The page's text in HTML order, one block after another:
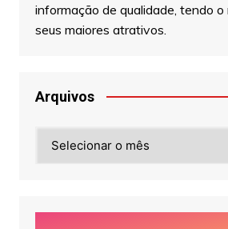
informação de qualidade, tendo o
seus maiores atrativos.
Arquivos